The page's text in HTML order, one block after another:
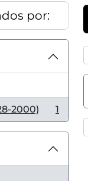
por:
2000) 1